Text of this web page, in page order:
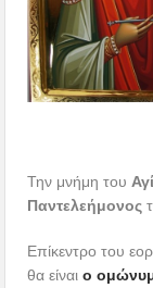
Την μνήμη του
Παντελεήμονος
Επίκεντρο του
θα είναιο